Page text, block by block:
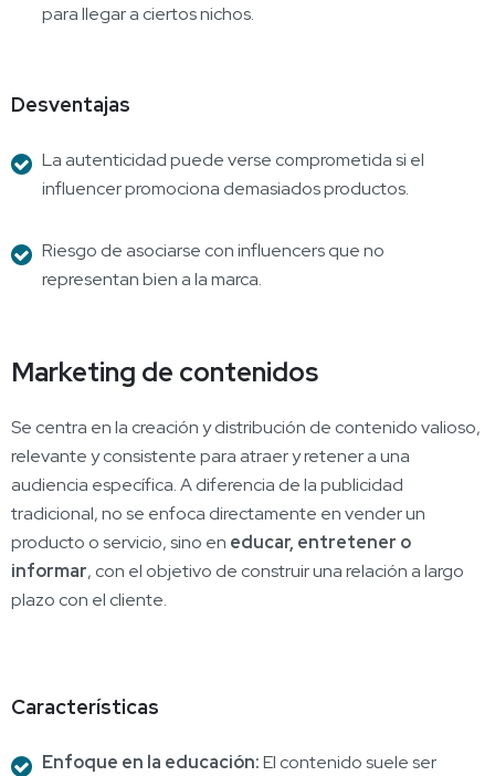
para llegar a ciertos nichos.
Desventajas
La autenticidad puede verse comprometida si el
influencer promociona demasiados productos.
Riesgo de asociarse con influencers que no
representan bien a la marca.
Marketing de contenidos
Se centra en la creación y distribución de contenido valioso,
relevante y consistente para atraer y retener a una
audiencia específica. A diferencia de la publicidad
tradicional, no se enfoca directamente en vender un
producto o servicio, sino en educar, entretener o
informar, con el objetivo de construir una relación a largo
plazo con el cliente.
Características
Enfoque en la educación:El contenido suele ser